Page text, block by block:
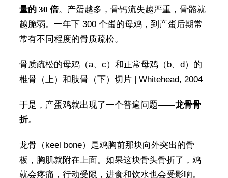
量的 30 倍。产蛋越多，骨钙流失越严重，骨骼就
越脆弱。一年下 300 个蛋的母鸡，到产蛋后期常
常有不同程度的骨质疏松。
骨质疏松的母鸡（a、c）和正常母鸡（b、d）的
椎骨（上）和肢骨（下）切片 | Whitehead, 2004
于是，产蛋鸡就出现了一个普遍问题——龙骨骨
折。
龙骨（keel bone）是鸡胸前那块向外突出的骨
板，胸肌就附在上面。如果这块骨头骨折了，鸡
就会疼痛，行动受限，进食和饮水也会受影响。